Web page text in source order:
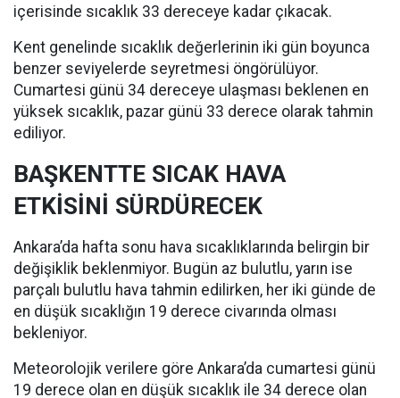
içerisinde sıcaklık 33 dereceye kadar çıkacak.
Kent genelinde sıcaklık değerlerinin iki gün boyunca
benzer seviyelerde seyretmesi öngörülüyor.
Cumartesi günü 34 dereceye ulaşması beklenen en
yüksek sıcaklık, pazar günü 33 derece olarak tahmin
ediliyor.
BAŞKENTTE SICAK HAVA
ETKİSİNİ SÜRDÜRECEK
Ankara’da hafta sonu hava sıcaklıklarında belirgin bir
değişiklik beklenmiyor. Bugün az bulutlu, yarın ise
parçalı bulutlu hava tahmin edilirken, her iki günde de
en düşük sıcaklığın 19 derece civarında olması
bekleniyor.
Meteorolojik verilere göre Ankara’da cumartesi günü
19 derece olan en düşük sıcaklık ile 34 derece olan